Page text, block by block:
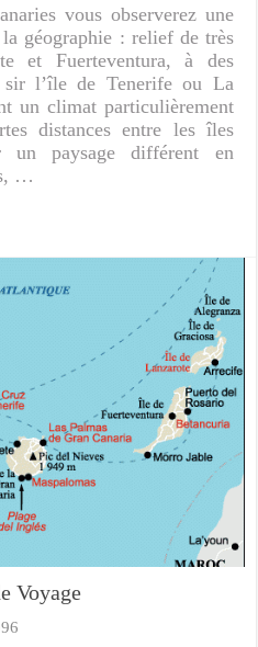
vous observerez une
géographie : relief de très
et Fuerteventura, à des
sir l’île de Tenerife ou La
un climat particulièrement
distances entre les îles
un paysage différent en
…
Voyage